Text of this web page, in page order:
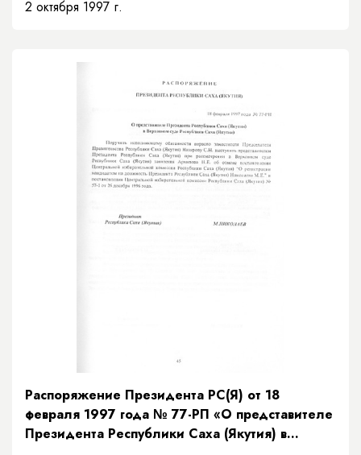
2 октября 1997 г.
Распоряжение Президента РС(Я) от 18
февраля 1997 года № 77-РП «О представителе
Президента Республики Саха (Якутия) в